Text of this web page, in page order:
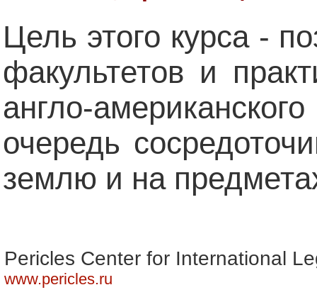
Цель этого курса -
факультетов и
англо-
очередь
землю и на
Pericles Center for International
www.pericles.ru